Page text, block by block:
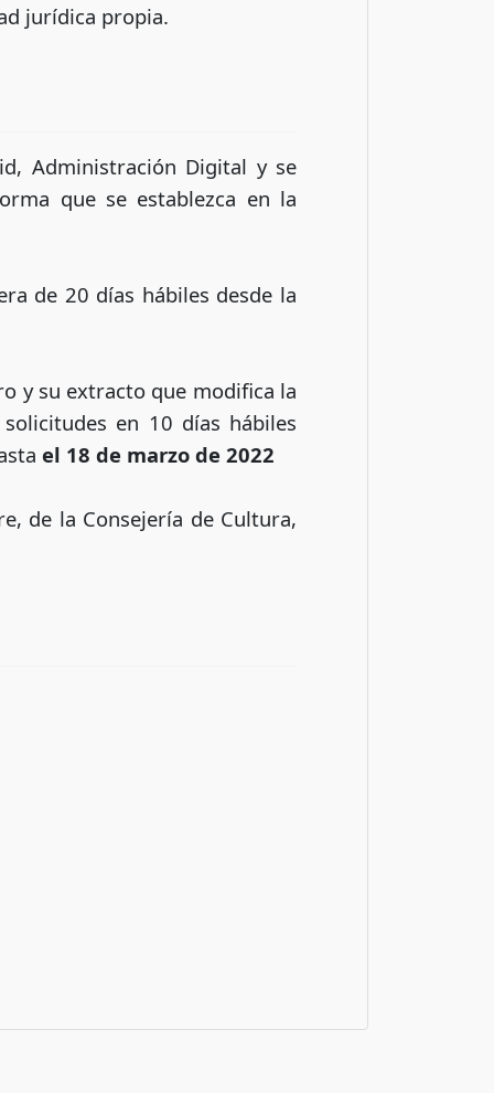
jurídica propia.
Administración Digital y se
que se establezca en la
de 20 días hábiles desde la
y su extracto que modifica la
en 10 días hábiles
el 18 de marzo de 2022
de la Consejería de Cultura,